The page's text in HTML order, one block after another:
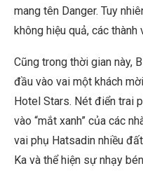
mang tên Danger. Tuy
không hiệu quả, các
Cũng trong thời gian này,
đầu vào vai một khách
Hotel Stars. Nét điển trai
vào “mắt xanh” của các
vai phụ Hatsadin nhiều
Ka và thể hiện sự nhạy